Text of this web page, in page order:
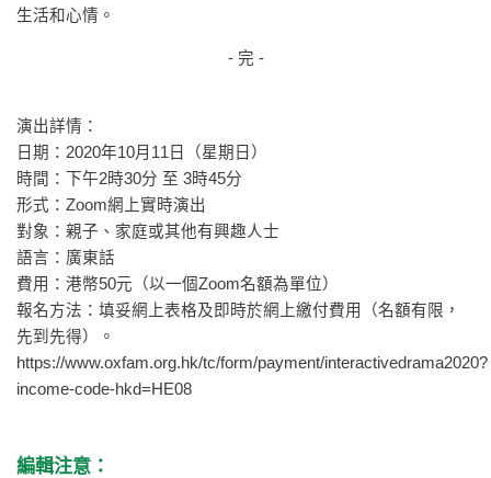
生活和心情。
- 完 -
演出詳情：
日期：2020年10月11日（星期日）
時間：下午2時30分 至 3時45分
形式：Zoom網上實時演出
對象：親子、家庭或其他有興趣人士
語言：廣東話
費用：港幣50元（以一個Zoom名額為單位）
報名方法：填妥網上表格及即時於網上繳付費用（名額有限，
先到先得）。
https://www.oxfam.org.hk/tc/form/payment/interactivedrama2020?
income-code-hkd=HE08
編輯注意：